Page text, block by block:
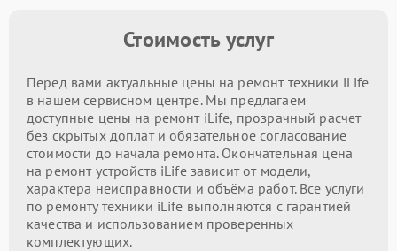
Стоимость услуг
Перед вами актуальные цены на ремонт техники iLife
в нашем сервисном центре. Мы предлагаем
доступные цены на ремонт iLife, прозрачный расчет
без скрытых доплат и обязательное согласование
стоимости до начала ремонта. Окончательная цена
на ремонт устройств iLife зависит от модели,
характера неисправности и объёма работ. Все услуги
по ремонту техники iLife выполняются с гарантией
качества и использованием проверенных
комплектующих.